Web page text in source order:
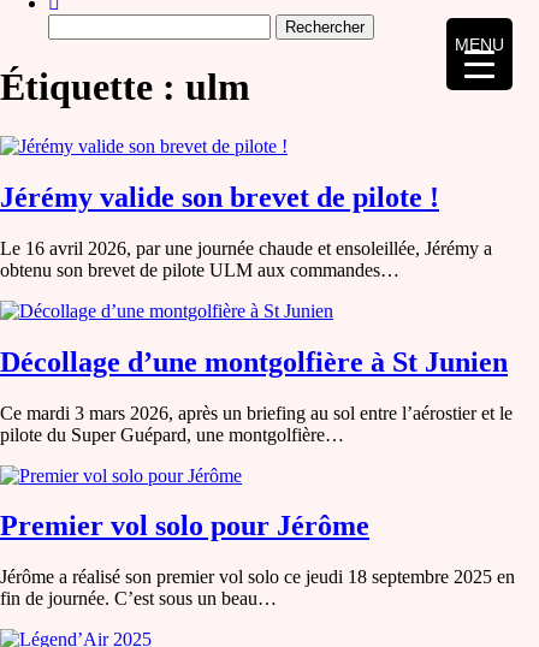
Étiquette : ulm
Jérémy valide son brevet de pilote !
Le 16 avril 2026, par une journée chaude et ensoleillée, Jérémy a
obtenu son brevet de pilote ULM aux commandes…
Décollage d’une montgolfière à St Junien
Ce mardi 3 mars 2026, après un briefing au sol entre l’aérostier et le
pilote du Super Guépard, une montgolfière…
Premier vol solo pour Jérôme
Jérôme a réalisé son premier vol solo ce jeudi 18 septembre 2025 en
fin de journée. C’est sous un beau…
MENU